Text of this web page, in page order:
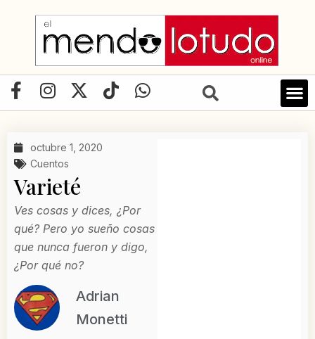
contenido
F
a
e
b
o
o
k
-
f
I
n
t
a
g
r
a
m
X
-
w
t
t
e
r
T
i
W
h
octubre 1, 2020
Cuentos
Varieté
Ves cosas y dices, ¿Por
qué? Pero yo sueño cosas
que nunca fueron y digo,
¿Por qué no?
Adrian
Monetti